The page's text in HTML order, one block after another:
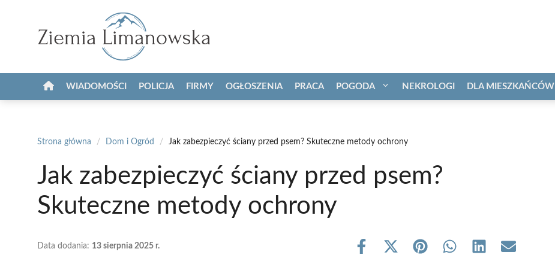
WIADOMOŚCI POLICJA FIRMY OGŁOSZENIA PRACA POGODA NEKROLOGI DLA MIESZKAŃCÓW
Strona główna / Dom i Ogród / Jak zabezpieczyć ściany przed psem? Skuteczne metody ochrony
Jak zabezpieczyć ściany przed psem?
Skuteczne metody ochrony
Data dodania: 13 sierpnia 2025 r.
Share
Share Share Share Share Share